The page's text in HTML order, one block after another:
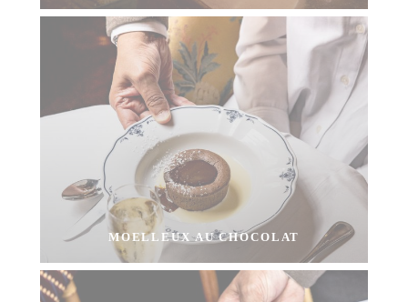
MOELLEUX AU CHOCOLAT